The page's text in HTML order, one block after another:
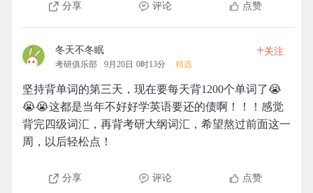
分享 评论 点赞
冬天不冬眠
考研俱乐部 9月20日 0时13分 精选
+关注
坚持背单词的第三天，现在要每天背1200个单词了😭
😭😭这都是当年不好好学英语要还的债啊！！！感觉
背完四级词汇，再背考研大纲词汇，希望熬过前面这一
周，以后轻松点！
分享 评论 点赞